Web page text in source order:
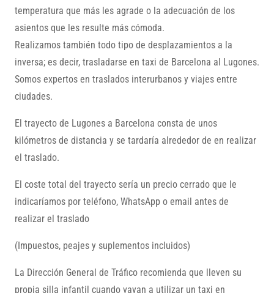
temperatura que más les agrade o la adecuación de los
asientos que les resulte más cómoda.
Realizamos también todo tipo de desplazamientos a la
inversa; es decir, trasladarse en taxi de Barcelona al Lugones.
Somos expertos en traslados interurbanos y viajes entre
ciudades.
El trayecto de Lugones a Barcelona consta de unos
kilómetros de distancia y se tardaría alrededor de en realizar
el traslado.
El coste total del trayecto sería un precio cerrado que le
indicaríamos por teléfono, WhatsApp o email antes de
realizar el traslado
(Impuestos, peajes y suplementos incluidos)
La Dirección General de Tráfico recomienda que lleven su
propia silla infantil cuando vayan a utilizar un taxi en